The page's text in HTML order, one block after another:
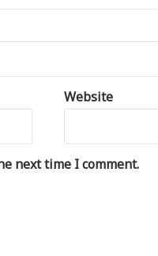
Website
next time I comment.